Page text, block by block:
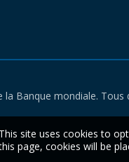
Banque mondiale. Tous
This site uses cookies to
page, cookies will be